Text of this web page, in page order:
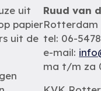
uit
papier
uit de
Ruud van
Rotterdam
tel: 06-
e-mail:
ma t/m za